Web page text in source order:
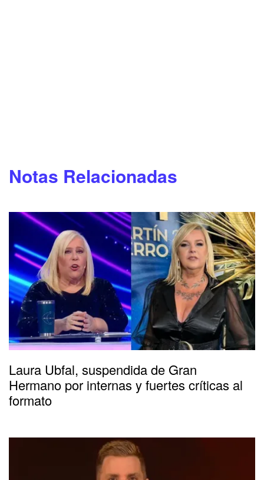
Notas Relacionadas
Laura Ubfal, suspendida de Gran
Hermano por internas y fuertes críticas al
formato